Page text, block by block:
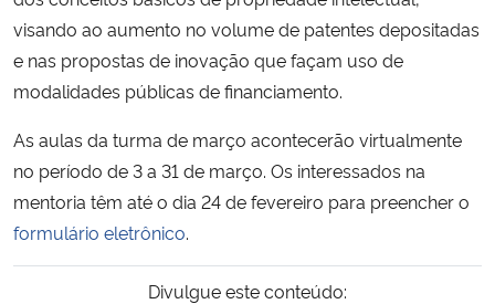
Ministério do Turismo
Controladoria-Geral da União
Ministério da Mulher, da Família e dos Direitos Humanos
visando ao aumento no volume de patentes depositadas
e nas propostas de inovação que façam uso de
modalidades públicas de financiamento.
As aulas da turma de março acontecerão virtualmente
no período de 3 a 31 de março. Os interessados na
mentoria têm até o dia 24 de fevereiro para preencher o
formulário eletrônico.
Divulgue este conteúdo: